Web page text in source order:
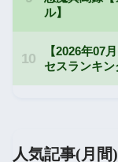
人気記事(月間)